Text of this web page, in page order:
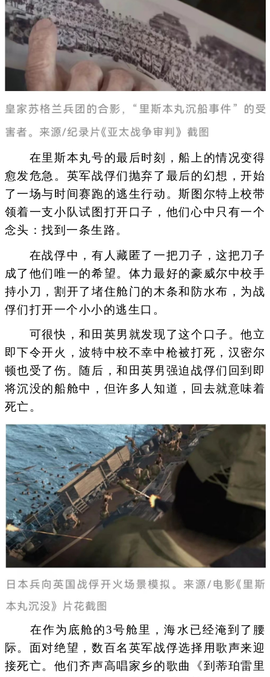
在里斯本丸号的最后时刻，船上的情况变得
愈发危急。英军战俘们抛弃了最后的幻想，开始
了一场与时间赛跑的逃生行动。斯图尔特上校带
领着一支小队试图打开口子，他们心中只有一个
念头：找到一条生路。
在战俘中，有人藏匿了一把刀子，这把刀子
成了他们唯一的希望。体力最好的豪威尔中校手
持小刀，割开了堵住舱门的木条和防水布，为战
俘们打开一个小小的逃生口。
可很快，和田英男就发现了这个口子。他立
即下令开火，波特中校不幸中枪被打死，汉密尔
顿也受了伤。随后，和田英男强迫战俘们回到即
将沉没的船舱中，但许多人知道，回去就意味着
死亡。
在作为底舱的3号舱里，海水已经淹到了腰
际。面对绝望，数百名英军战俘选择用歌声来迎
接死亡。他们齐声高唱家乡的歌曲《到蒂珀雷里